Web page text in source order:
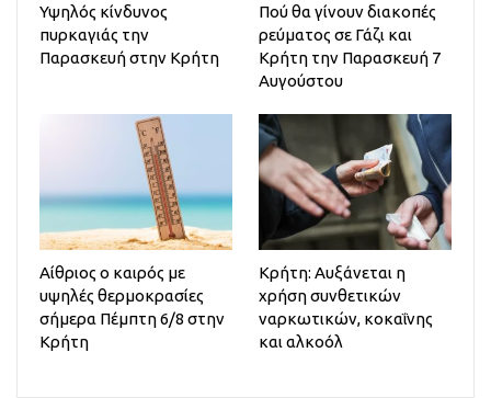
Υψηλός κίνδυνος
πυρκαγιάς την
Παρασκευή στην Κρήτη
Πού θα γίνουν διακοπές
ρεύματος σε Γάζι και
Κρήτη την Παρασκευή 7
Αυγούστου
Αίθριος o καιρός με
υψηλές θερμοκρασίες
σήμερα Πέμπτη 6/8 στην
Κρήτη
Κρήτη: Αυξάνεται η
χρήση συνθετικών
ναρκωτικών, κοκαΐνης
και αλκοόλ